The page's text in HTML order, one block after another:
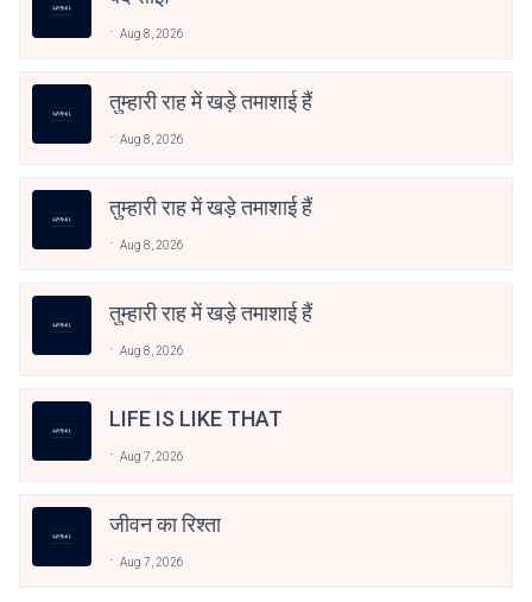
Aug 8, 2026
तुम्हारी राह में खड़े तमाशाई हैं
Aug 8, 2026
तुम्हारी राह में खड़े तमाशाई हैं
Aug 8, 2026
तुम्हारी राह में खड़े तमाशाई हैं
Aug 8, 2026
LIFE IS LIKE THAT
Aug 7, 2026
जीवन का रिश्ता
Aug 7, 2026